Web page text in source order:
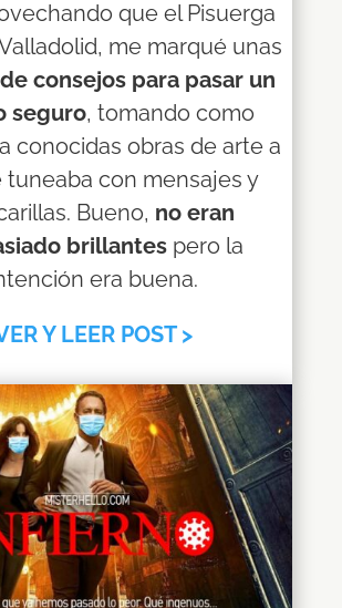
que el Pisuerga
me marqué unas
consejos para pasar un
seguro, tomando como
conocidas obras de arte a
tuneaba con mensajes y
Bueno, no eran
brillantes pero la
era buena.
Y LEER POST >